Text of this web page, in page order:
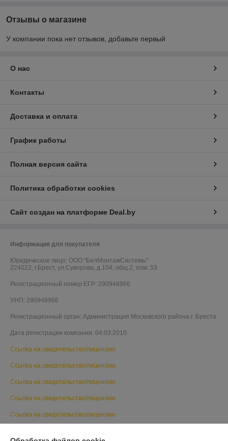
Отзывы о магазине
У компании пока нет отзывов, добавьте первый
О нас
Контакты
Доставка и оплата
График работы
Полная версия сайта
Политика обработки cookies
Сайт создан на платформе Deal.by
Информация для покупателя
Юридическое лицо: ООО "БелМонтажСистемы"
224022, г.Брест, ул.Суворова, д.104, общ.2, пом. 53
Регистрационный номер ЕГР: 290948966
УНП: 290948966
Регистрационный орган: Администрация Московского района г. Бреста
Дата регистрации компании: 04.03.2010
Ссылка на свидетельство/лицензию
Ссылка на свидетельство/лицензию
Ссылка на свидетельство/лицензию
Ссылка на свидетельство/лицензию
Ссылка на свидетельство/лицензию